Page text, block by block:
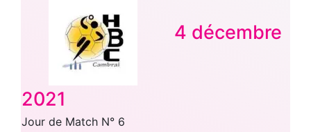
4 décembre
2021
Jour de Match N° 6